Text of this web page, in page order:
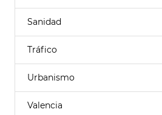
Sanidad
Tráfico
Urbanismo
Valencia